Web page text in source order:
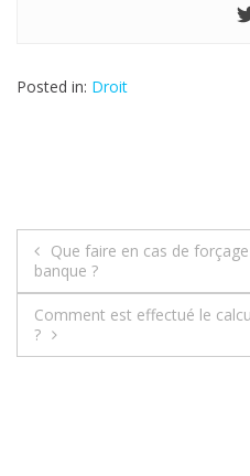
Posted in: Droit
N
a
v
Que faire en cas de
banque ?
Comment est effectué le
?